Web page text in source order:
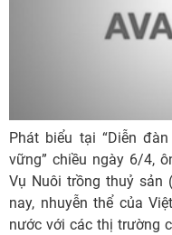
Phát biểu tại “Diễn
vững” chiều ngày 6/4,
Vụ Nuôi trồng thuỷ sản
nay, nhuyễn thể của
nước với các thị trường